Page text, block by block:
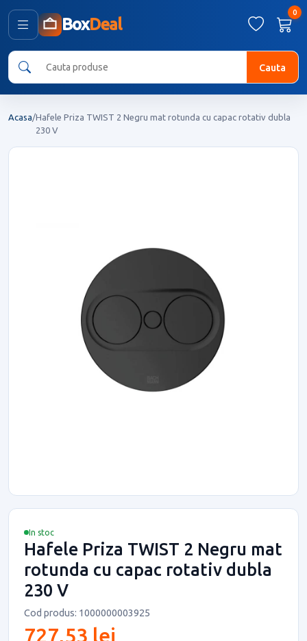
BoxDeal
0
Cauta
Acasa/Hafele Priza TWIST 2 Negru mat rotunda cu capac rotativ dubla
230 V
In stoc
Hafele Priza TWIST 2 Negru mat
rotunda cu capac rotativ dubla
230 V
Cod produs: 1000000003925
727,53 lei